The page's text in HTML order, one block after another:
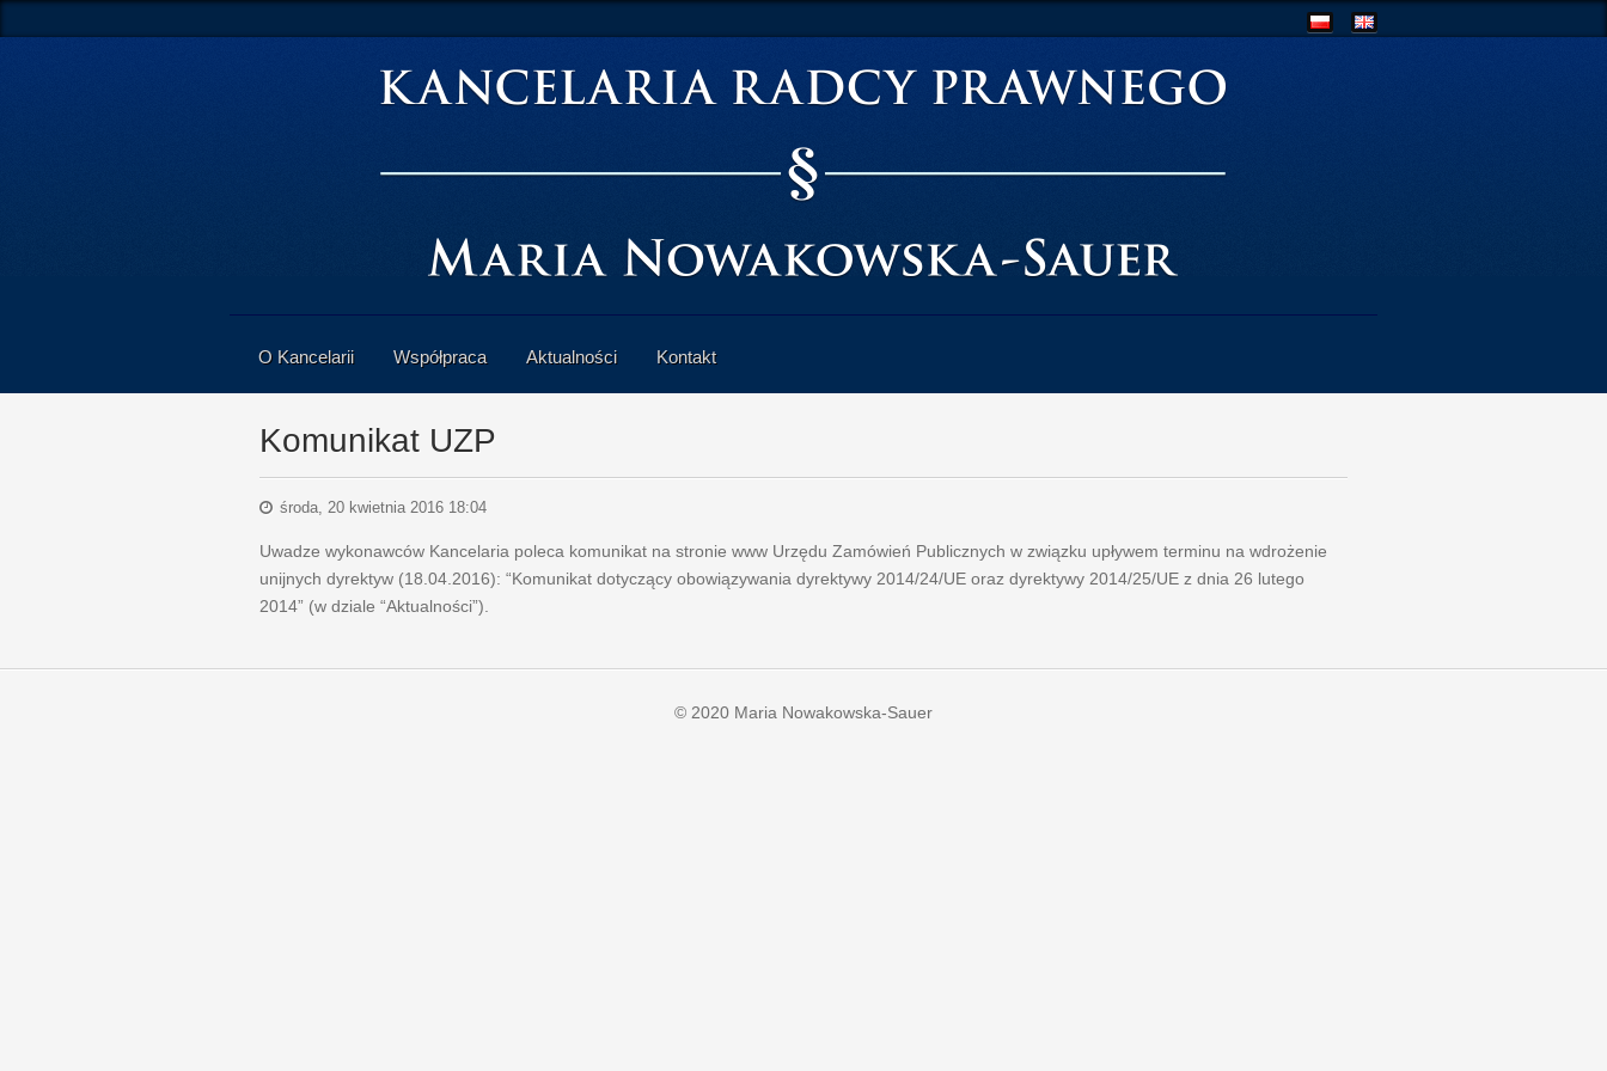
O Kancelarii Współpraca Aktualności Kontakt
Komunikat UZP
środa, 20 kwietnia 2016 18:04
Uwadze wykonawców Kancelaria poleca komunikat na stronie www Urzędu Zamówień Publicznych w związku upływem terminu na wdrożenie
unijnych dyrektyw (18.04.2016): “Komunikat dotyczący obowiązywania dyrektywy 2014/24/UE oraz dyrektywy 2014/25/UE z dnia 26 lutego
2014” (w dziale “Aktualności”).
© 2020 Maria Nowakowska-Sauer